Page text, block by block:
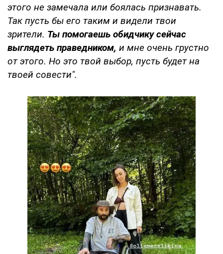
этого не замечала или боялась признавать.
Так пусть бы его таким и видели твои
зрители. Ты помогаешь обидчику сейчас
выглядеть праведником, и мне очень грустно
от этого. Но это твой выбор, пусть будет на
твоей совести".